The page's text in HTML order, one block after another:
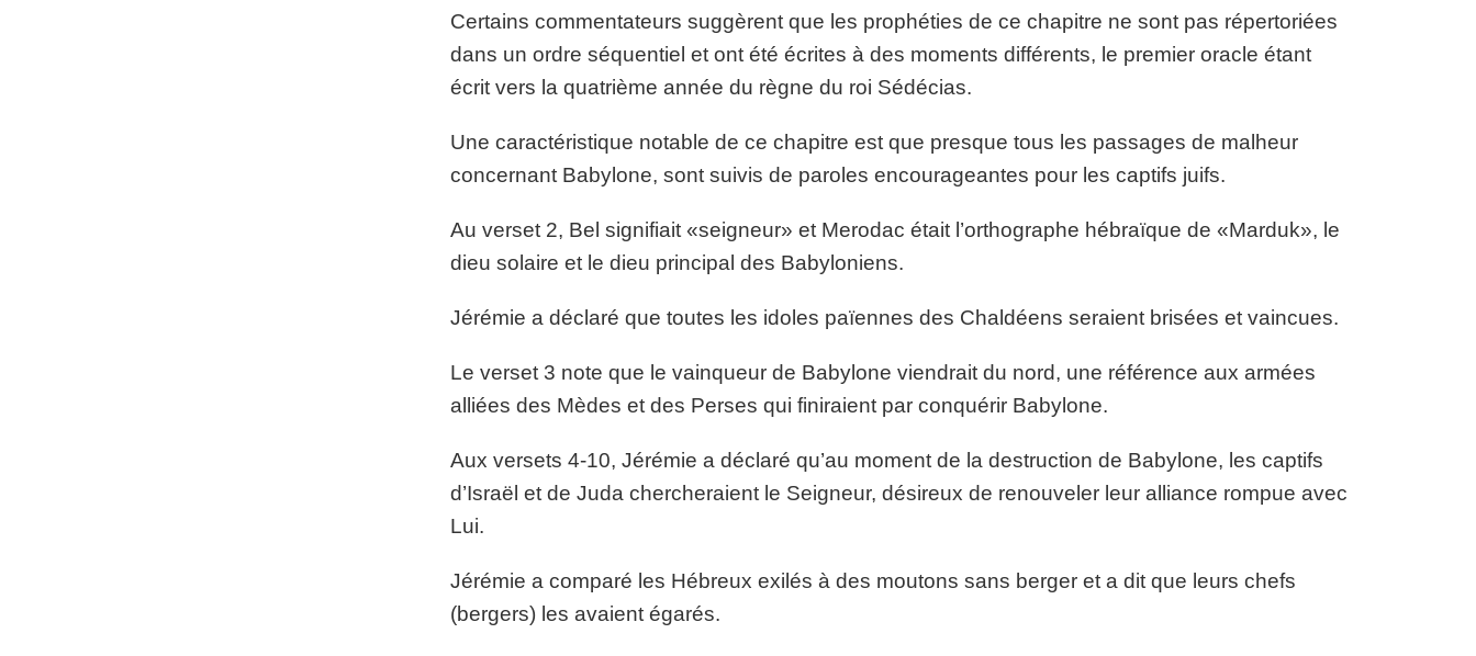
Certains commentateurs suggèrent que les prophéties de ce chapitre ne sont pas répertoriées
dans un ordre séquentiel et ont été écrites à des moments différents, le premier oracle étant
écrit vers la quatrième année du règne du roi Sédécias.
Une caractéristique notable de ce chapitre est que presque tous les passages de malheur
concernant Babylone, sont suivis de paroles encourageantes pour les captifs juifs.
Au verset 2, Bel signifiait «seigneur» et Merodac était l’orthographe hébraïque de «Marduk», le
dieu solaire et le dieu principal des Babyloniens.
Jérémie a déclaré que toutes les idoles païennes des Chaldéens seraient brisées et vaincues.
Le verset 3 note que le vainqueur de Babylone viendrait du nord, une référence aux armées
alliées des Mèdes et des Perses qui finiraient par conquérir Babylone.
Aux versets 4-10, Jérémie a déclaré qu’au moment de la destruction de Babylone, les captifs
d’Israël et de Juda chercheraient le Seigneur, désireux de renouveler leur alliance rompue avec
Lui.
Jérémie a comparé les Hébreux exilés à des moutons sans berger et a dit que leurs chefs
(bergers) les avaient égarés.